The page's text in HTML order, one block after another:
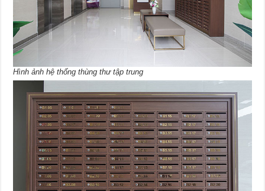
Hình ảnh hệ thống thùng thư tập trung